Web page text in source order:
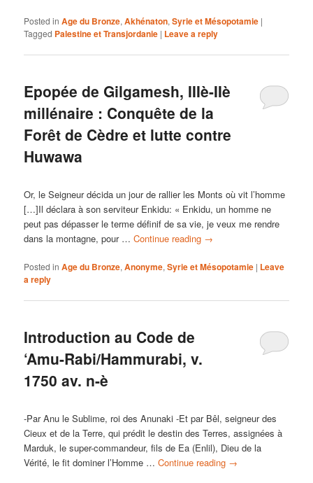
Posted in Age du Bronze,Akhénaton,Syrie et Mésopotamie |
Tagged Palestine et Transjordanie | Leave a reply
Epopée de Gilgamesh, IIIè-IIè
millénaire : Conquête de la
Forêt de Cèdre et lutte contre
Huwawa
Or, le Seigneur décida un jour de rallier les Monts où vit l’homme
[…]Il déclara à son serviteur Enkidu: « Enkidu, un homme ne
peut pas dépasser le terme définif de sa vie, je veux me rendre
dans la montagne, pour …Continue reading →
Posted in Age du Bronze,Anonyme,Syrie et Mésopotamie | Leave
a reply
Introduction au Code de
‘Amu-Rabi/Hammurabi, v.
1750 av. n-è
-Par Anu le Sublime, roi des Anunaki -Et par Bêl, seigneur des
Cieux et de la Terre, qui prédit le destin des Terres, assignées à
Marduk, le super-commandeur, fils de Ea (Enlil), Dieu de la
Vérité, le fit dominer l’Homme …Continue reading →